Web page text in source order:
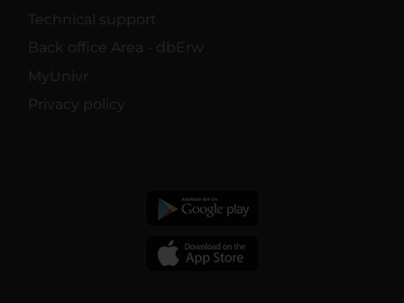
Technical support
Back office Area - dbErw
MyUnivr
Privacy policy